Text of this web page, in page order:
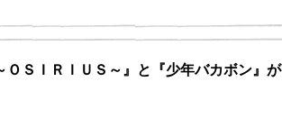
ＯＳＩＲＩＵＳ～』と『少年バカボン』が